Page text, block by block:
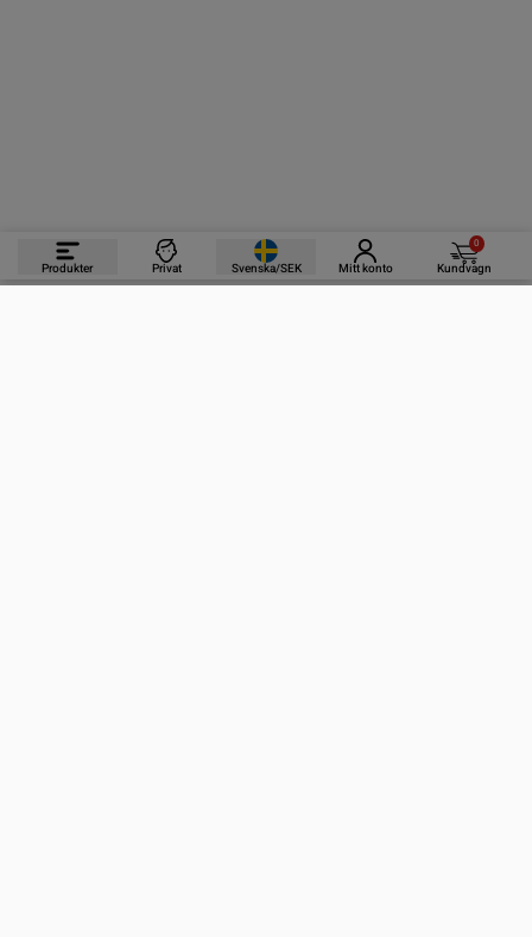
Produkter Privat Svenska/SEK Mitt konto
0
Kundvagn